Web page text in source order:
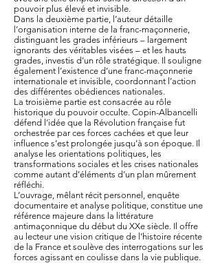
pouvoir plus élevé et invisible.
Dans la deuxième partie, l’auteur détaille
l’organisation interne de la franc-maçonnerie,
distinguant les grades inférieurs – largement
ignorants des véritables visées – et les hauts
grades, investis d’un rôle stratégique. Il souligne
également l’existence d’une franc-maçonnerie
internationale et invisible, coordonnant l’action
des différentes obédiences nationales.
La troisième partie est consacrée au rôle
historique du pouvoir occulte. Copin-Albancelli
défend l’idée que la Révolution française fut
orchestrée par ces forces cachées et que leur
influence s’est prolongée jusqu’à son époque. Il
analyse les orientations politiques, les
transformations sociales et les crises nationales
comme autant d’éléments d’un plan mûrement
réfléchi.
L’ouvrage, mêlant récit personnel, enquête
documentaire et analyse politique, constitue une
référence majeure dans la littérature
antimaçonnique du début du XXe siècle. Il offre
au lecteur une vision critique de l’histoire récente
de la France et soulève des interrogations sur les
forces agissant en coulisse dans la vie publique.